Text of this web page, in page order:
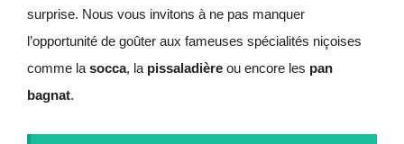
surprise. Nous vous invitons à ne pas manquer
l’opportunité de goûter aux fameuses spécialités niçoises
comme la socca, la pissaladière ou encore les pan
bagnat.